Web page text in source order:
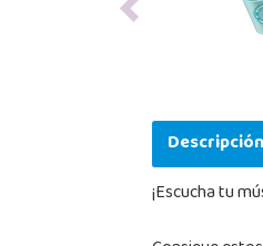
Previous
¡Escucha tu